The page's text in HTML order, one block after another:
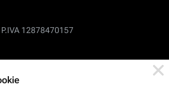
P.IVA 12878470157